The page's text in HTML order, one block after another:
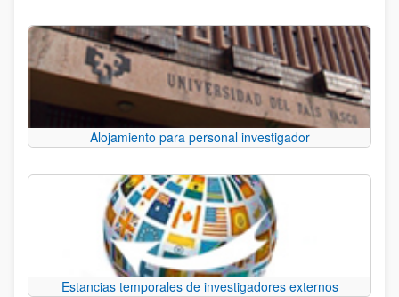
Alojamiento para personal investigador
Estancias temporales de investigadores externos